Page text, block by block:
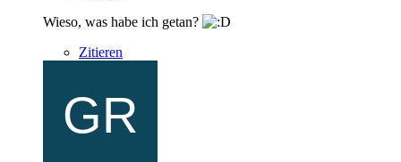
Wieso, was habe ich getan?
Zitieren